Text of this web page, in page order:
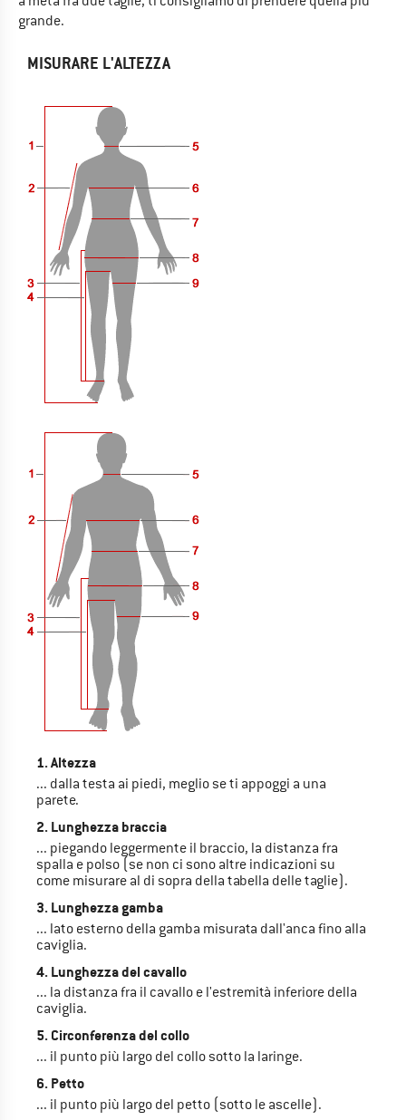
grande.
MISURARE L'ALTEZZA
1. Altezza
... dalla testa ai piedi, meglio se ti appoggi a una
parete.
2. Lunghezza braccia
... piegando leggermente il braccio, la distanza fra
spalla e polso (se non ci sono altre indicazioni su
come misurare al di sopra della tabella delle taglie).
3. Lunghezza gamba
... lato esterno della gamba misurata dall'anca fino alla
caviglia.
4. Lunghezza del cavallo
... la distanza fra il cavallo e l'estremità inferiore della
caviglia.
5. Circonferenza del collo
... il punto più largo del collo sotto la laringe.
6. Petto
... il punto più largo del petto (sotto le ascelle).